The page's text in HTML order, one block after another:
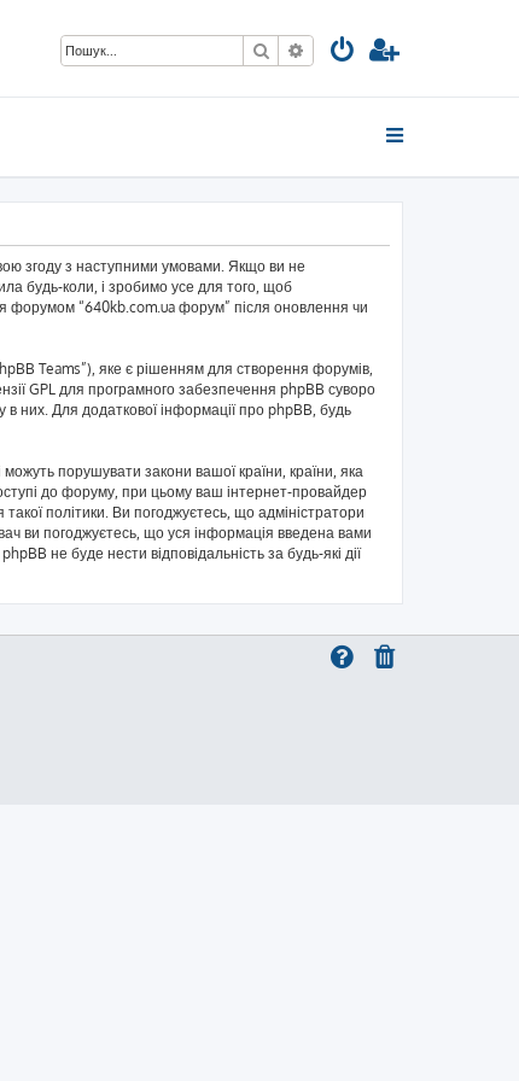
ПошукРозширений пошук
згоду з наступними умовами. Якщо ви не
будь-коли, і зробимо усе для того, щоб
форумом “640kb.com.ua форум” після оновлення чи
Teams”), яке є рішенням для створення форумів,
GPL для програмного забезпечення phpBB суворо
в них. Для додаткової інформації про phpBB, будь
можуть порушувати закони вашої країни, країни, яка
до форуму, при цьому ваш інтернет-провайдер
політики. Ви погоджуєтесь, що адміністратори
ви погоджуєтесь, що уся інформація введена вами
не буде нести відповідальність за будь-які дії